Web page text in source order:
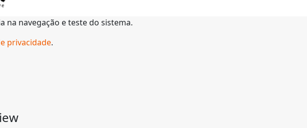
na navegação e teste do sistema.
privacidade.